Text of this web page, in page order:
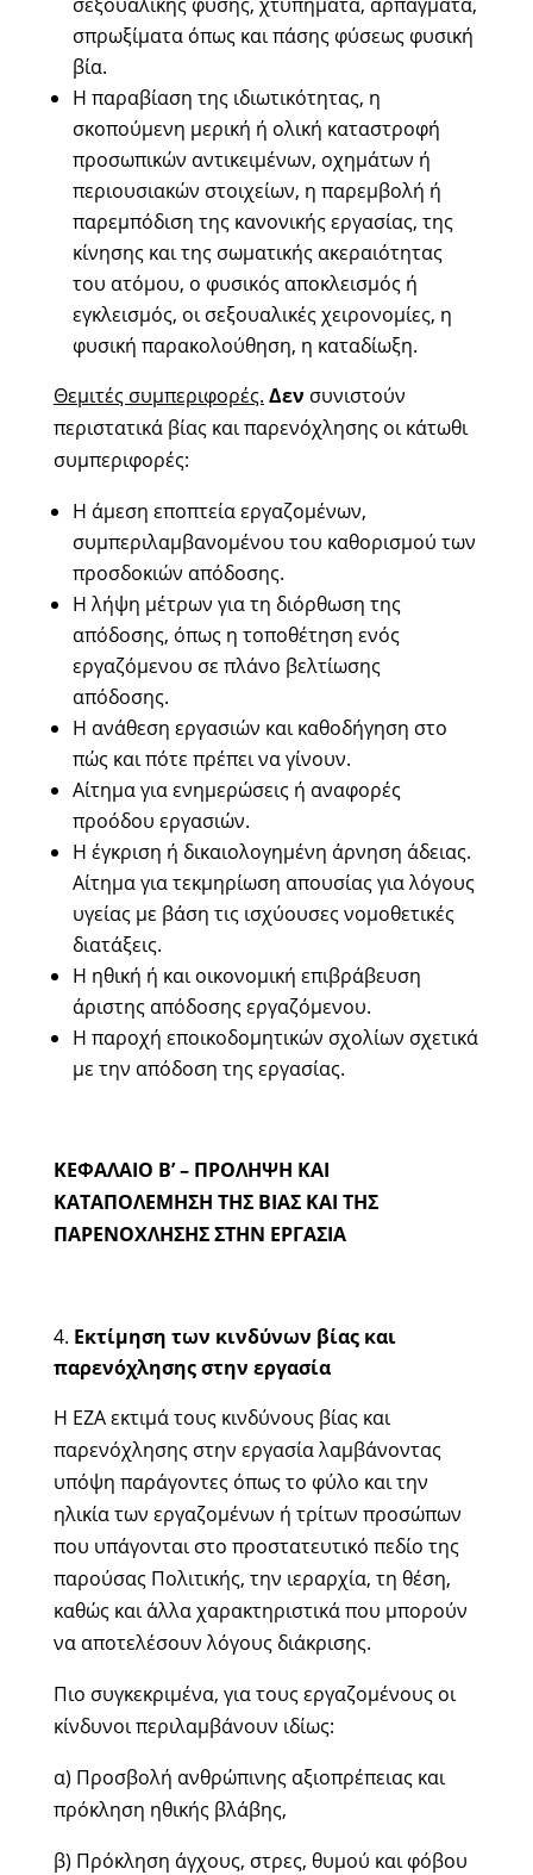
σπρωξίματα όπως και πάσης φύσεως φυσική
βία.
Η παραβίαση της ιδιωτικότητας, η
σκοπούμενη μερική ή ολική καταστροφή
προσωπικών αντικειμένων, οχημάτων ή
περιουσιακών στοιχείων, η παρεμβολή ή
παρεμπόδιση της κανονικής εργασίας, της
κίνησης και της σωματικής ακεραιότητας
του ατόμου, ο φυσικός αποκλεισμός ή
εγκλεισμός, οι σεξουαλικές χειρονομίες, η
φυσική παρακολούθηση, η καταδίωξη.
Θεμιτές συμπεριφορές. Δεν συνιστούν
περιστατικά βίας και παρενόχλησης οι κάτωθι
συμπεριφορές:
Η άμεση εποπτεία εργαζομένων,
συμπεριλαμβανομένου του καθορισμού των
προσδοκιών απόδοσης.
Η λήψη μέτρων για τη διόρθωση της
απόδοσης, όπως η τοποθέτηση ενός
εργαζόμενου σε πλάνο βελτίωσης
απόδοσης.
Η ανάθεση εργασιών και καθοδήγηση στο
πώς και πότε πρέπει να γίνουν.
Αίτημα για ενημερώσεις ή αναφορές
προόδου εργασιών.
Η έγκριση ή δικαιολογημένη άρνηση άδειας.
Αίτημα για τεκμηρίωση απουσίας για λόγους
υγείας με βάση τις ισχύουσες νομοθετικές
διατάξεις.
Η ηθική ή και οικονομική επιβράβευση
άριστης απόδοσης εργαζόμενου.
Η παροχή εποικοδομητικών σχολίων σχετικά
με την απόδοση της εργασίας.
ΚΕΦΑΛΑΙΟ Β’ – ΠΡΟΛΗΨΗ ΚΑΙ
ΚΑΤΑΠΟΛΕΜΗΣΗ ΤΗΣ ΒΙΑΣ ΚΑΙ ΤΗΣ
ΠΑΡΕΝΟΧΛΗΣΗΣ ΣΤΗΝ ΕΡΓΑΣΙΑ
Εκτίμηση των κινδύνων βίας και
παρενόχλησης στην εργασία
Η ΕΖΑ εκτιμά τους κινδύνους βίας και
παρενόχλησης στην εργασία λαμβάνοντας
υπόψη παράγοντες όπως το φύλο και την
ηλικία των εργαζομένων ή τρίτων προσώπων
που υπάγονται στο προστατευτικό πεδίο της
παρούσας Πολιτικής, την ιεραρχία, τη θέση,
καθώς και άλλα χαρακτηριστικά που μπορούν
να αποτελέσουν λόγους διάκρισης.
Πιο συγκεκριμένα, για τους εργαζομένους οι
κίνδυνοι περιλαμβάνουν ιδίως:
α) Προσβολή ανθρώπινης αξιοπρέπειας και
πρόκληση ηθικής βλάβης,
β) Πρόκληση άγχους, στρες, θυμού και φόβου